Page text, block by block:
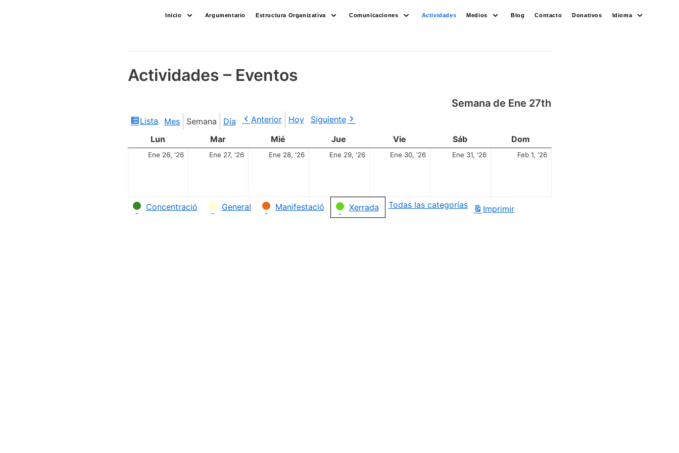
Inicio Argumentario Estructura Organizativa Comunicaciones Actividades Medios Blog Contacto Donativos Idioma
Actividades – Eventos
Semana de Ene 27th
Ver
como
Lista Mes Semana Día Anterior Hoy
Siguiente
Lun
Mar Mié Jue Vie Sáb Dom
Ene 26, '26 Ene 27, '26 Ene 28, '26 Ene 29, '26 Ene 30, '26 Ene 31, '26 Feb 1, '26
Categorías
Concentració General Manifestació Xerrada Todas las categorías Imprimir